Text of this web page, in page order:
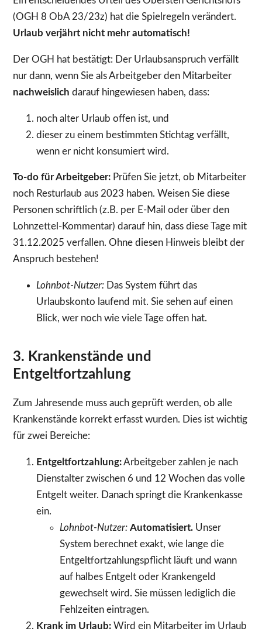
(OGH 8 ObA 23/23z) hat die Spielregeln verändert.
Urlaub verjährt nicht mehr automatisch!
Der OGH hat bestätigt: Der Urlaubsanspruch verfällt
nur dann, wenn Sie als Arbeitgeber den Mitarbeiter
nachweislich darauf hingewiesen haben, dass:
noch alter Urlaub offen ist, und
dieser zu einem bestimmten Stichtag verfällt,
wenn er nicht konsumiert wird.
To-do für Arbeitgeber: Prüfen Sie jetzt, ob Mitarbeiter
noch Resturlaub aus 2023 haben. Weisen Sie diese
Personen schriftlich (z.B. per E-Mail oder über den
Lohnzettel-Kommentar) darauf hin, dass diese Tage mit
31.12.2025 verfallen. Ohne diesen Hinweis bleibt der
Anspruch bestehen!
Lohnbot-Nutzer: Das System führt das
Urlaubskonto laufend mit. Sie sehen auf einen
Blick, wer noch wie viele Tage offen hat.
3. Krankenstände und
Entgeltfortzahlung
Zum Jahresende muss auch geprüft werden, ob alle
Krankenstände korrekt erfasst wurden. Dies ist wichtig
für zwei Bereiche:
Entgeltfortzahlung:Arbeitgeber zahlen je nach
Dienstalter zwischen 6 und 12 Wochen das volle
Entgelt weiter. Danach springt die Krankenkasse
ein.
Lohnbot-Nutzer: Automatisiert. Unser
System berechnet exakt, wie lange die
Entgeltfortzahlungspflicht läuft und wann
auf halbes Entgelt oder Krankengeld
gewechselt wird. Sie müssen lediglich die
Fehlzeiten eintragen.
Krank im Urlaub: Wird ein Mitarbeiter im Urlaub